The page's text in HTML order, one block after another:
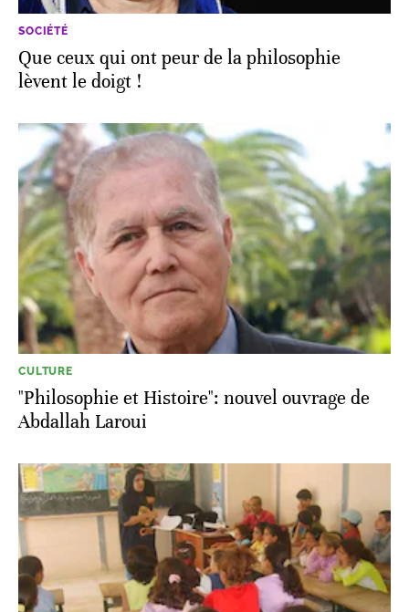
SOCIÉTÉ
Que ceux qui ont peur de la philosophie
lèvent le doigt !
CULTURE
"Philosophie et Histoire": nouvel ouvrage de
Abdallah Laroui